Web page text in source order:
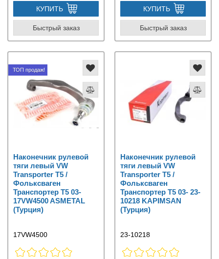
КУПИТЬ
Быстрый заказ
КУПИТЬ
Быстрый заказ
ТОП продаж!
Наконечник рулевой
тяги левый VW
Transporter T5 /
Фольксваген
Транспортер Т5 03-
17VW4500 ASMETAL
(Турция)
17VW4500
Наконечник рулевой
тяги левый VW
Transporter T5 /
Фольксваген
Транспортер Т5 03- 23-
10218 KAPIMSAN
(Турция)
23-10218